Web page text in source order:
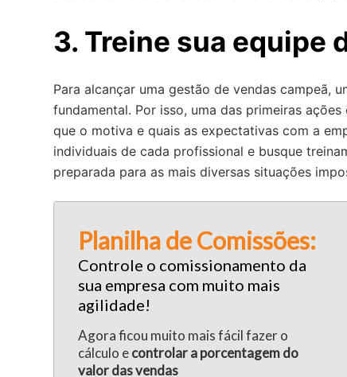
3. Treine sua equipe
Para alcançar uma gestão de vendas campeã,
fundamental. Por isso, uma das primeiras
que o motiva e quais as expectativas com a
individuais de cada profissional e busque
preparada para as mais diversas situações
Planilh a de Comissões:
Controle o comissionamento da
sua empresa com muito mais
agilidade!
Agora ficou muito mais fácil fazer o
cálculo econtrolar a porcentagem do
valor das vendas